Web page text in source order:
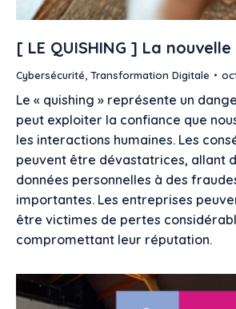
[ LE QUISHING ] La
Cybersécurité, Transformation Digitale
Le « quishing » représente un
peut exploiter la confiance que
les interactions humaines. Les
peuvent être dévastatrices, allant
données personnelles à des
importantes. Les entreprises
être victimes de pertes
compromettant leur réputation.